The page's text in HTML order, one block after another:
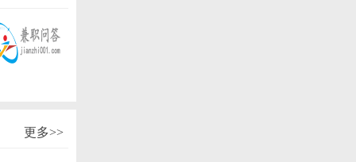
更多>>